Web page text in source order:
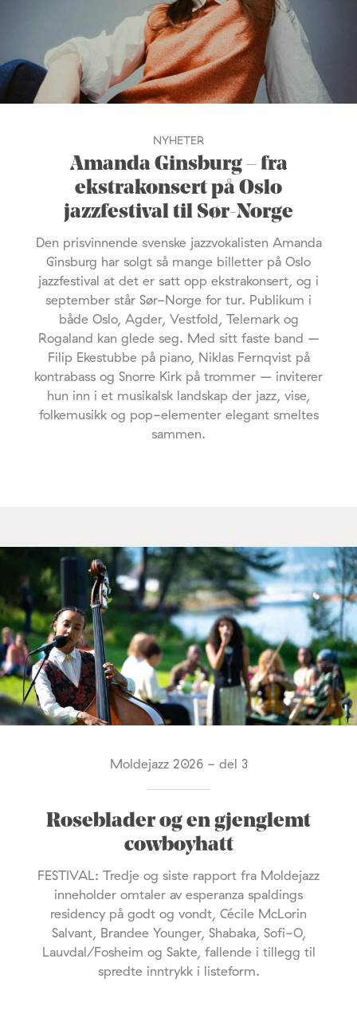
NYHETER
Amanda Ginsburg – fra
ekstrakonsert på Oslo
jazzfestival til Sør-Norge
Den prisvinnende svenske jazzvokalisten Amanda
Ginsburg har solgt så mange billetter på Oslo
jazzfestival at det er satt opp ekstrakonsert, og i
september står Sør-Norge for tur. Publikum i
både Oslo, Agder, Vestfold, Telemark og
Rogaland kan glede seg. Med sitt faste band –
Filip Ekestubbe på piano, Niklas Fernqvist på
kontrabass og Snorre Kirk på trommer – inviterer
hun inn i et musikalsk landskap der jazz, vise,
folkemusikk og pop-elementer elegant smeltes
sammen.
Moldejazz 2026 - del 3
Roseblader og en gjenglemt
cowboyhatt
FESTIVAL: Tredje og siste rapport fra Moldejazz
inneholder omtaler av esperanza spaldings
residency på godt og vondt, Cécile McLorin
Salvant, Brandee Younger, Shabaka, Sofi-O,
Lauvdal/Fosheim og Sakte, fallende i tillegg til
spredte inntrykk i listeform.